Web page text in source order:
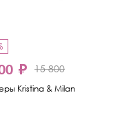
₽ 15 800
Kristina & Milan